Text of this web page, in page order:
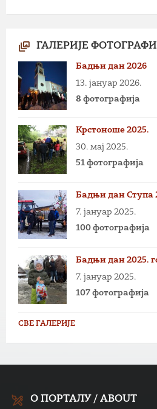
ГАЛЕРИЈЕ
Бадњи дан 2026
13. јануар 2026.
8 фотографија
Крстоноше 2025.
30. мај 2025.
51 фотографија
Бадњи дан Ступа
7. јануар 2025.
100 фотографија
Бадњи дан 2025.
7. јануар 2025.
107 фотографија
СВЕ ГАЛЕРИЈЕ
О ПОРТАЛУ / ABOUT